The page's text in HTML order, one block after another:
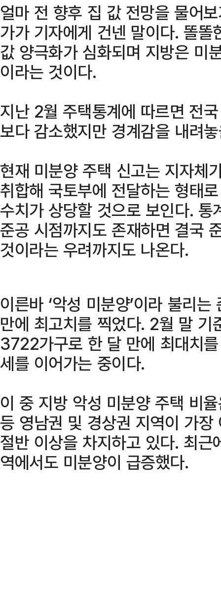
얼마 전 향후 집 값 전망을 물어
가가 기자에게 건넨 말이다. 똘
값 양극화가 심화되며 지방은 미
이라는 것이다.
지난 2월 주택통계에 따르면 전
보다 감소했지만 경계감을 내려
현재 미분양 주택 신고는 지자체
취합해 국토부에 전달하는 형태
수치가 상당할 것으로 보인다.
준공 시점까지도 존재하면 결국
것이라는 우려까지도 나온다.
이른바 ‘악성 미분양’이라 불리
만에 최고치를 찍었다. 2월 말
3722가구로 한 달 만에 최대치
세를 이어가는 중이다.
이 중 지방 악성 미분양 주택 비
등 영남권 및 경상권 지역이 가
절반 이상을 차지하고 있다. 최
역에서도 미분양이 급증했다.